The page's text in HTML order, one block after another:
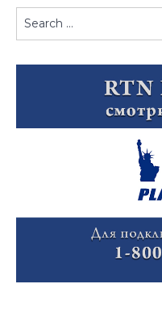
for: